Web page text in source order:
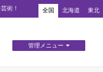
術！ 全国 北海道 東北
管理メニュー